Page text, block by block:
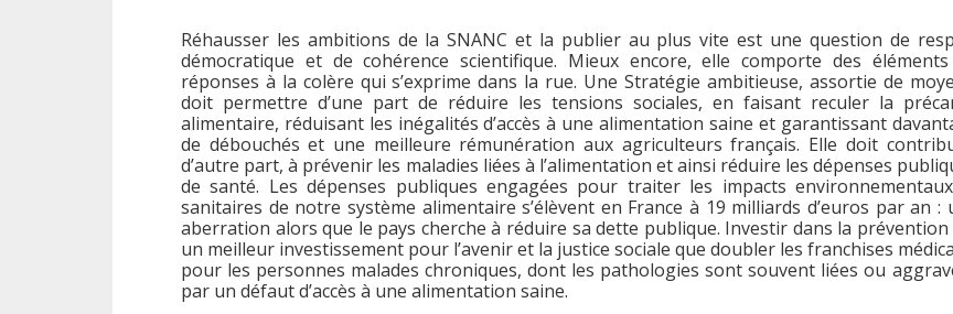
Réhausser les ambitions de la SNANC et la publier au plus vite est une question de
démocratique et de cohérence scientifique. Mieux encore, elle comporte des
réponses à la colère qui s’exprime dans la rue. Une Stratégie ambitieuse, assortie de
doit permettre d’une part de réduire les tensions sociales, en faisant reculer la
alimentaire, réduisant les inégalités d’accès à une alimentation saine et garantissant
de débouchés et une meilleure rémunération aux agriculteurs français. Elle doit
d’autre part, à prévenir les maladies liées à l’alimentation et ainsi réduire les dépenses
de santé. Les dépenses publiques engagées pour traiter les impacts
sanitaires de notre système alimentaire s’élèvent en France à 19 milliards d’euros par an :
aberration alors que le pays cherche à réduire sa dette publique. Investir dans la prévention
un meilleur investissement pour l’avenir et la justice sociale que doubler les franchises
pour les personnes malades chroniques, dont les pathologies sont souvent liées ou
par un défaut d’accès à une alimentation saine.